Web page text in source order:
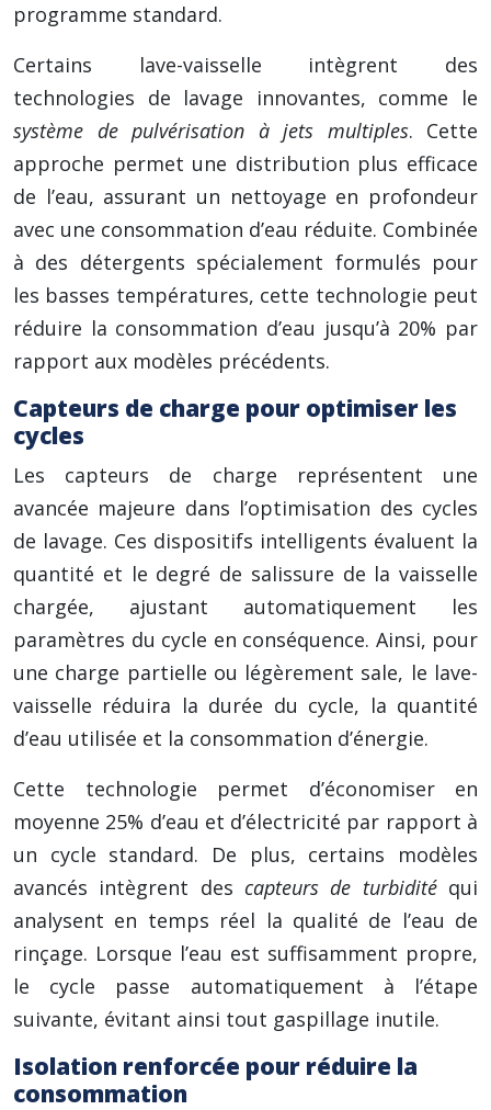
programme standard.
Certains lave-vaisselle intègrent des
technologies de lavage innovantes, comme le
système de pulvérisation à jets multiples. Cette
approche permet une distribution plus efficace
de l’eau, assurant un nettoyage en profondeur
avec une consommation d’eau réduite. Combinée
à des détergents spécialement formulés pour
les basses températures, cette technologie peut
réduire la consommation d’eau jusqu’à 20% par
rapport aux modèles précédents.
Capteurs de charge pour optimiser les
cycles
Les capteurs de charge représentent une
avancée majeure dans l’optimisation des cycles
de lavage. Ces dispositifs intelligents évaluent la
quantité et le degré de salissure de la vaisselle
chargée, ajustant automatiquement les
paramètres du cycle en conséquence. Ainsi, pour
une charge partielle ou légèrement sale, le lave-
vaisselle réduira la durée du cycle, la quantité
d’eau utilisée et la consommation d’énergie.
Cette technologie permet d’économiser en
moyenne 25% d’eau et d’électricité par rapport à
un cycle standard. De plus, certains modèles
avancés intègrent des capteurs de turbiditéqui
analysent en temps réel la qualité de l’eau de
rinçage. Lorsque l’eau est suffisamment propre,
le cycle passe automatiquement à l’étape
suivante, évitant ainsi tout gaspillage inutile.
Isolation renforcée pour réduire la
consommation